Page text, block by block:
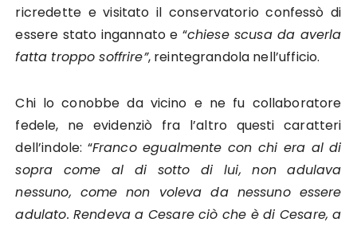
ricredette e visitato il conservatorio confessò di
essere stato ingannato e “chiese scusa da averla
fatta troppo soffrire”, reintegrandola nell’ufficio.
Chi lo conobbe da vicino e ne fu collaboratore
fedele, ne evidenziò fra l’altro questi caratteri
dell’indole: “Franco egualmente con chi era al di
sopra come al di sotto di lui, non adulava
nessuno, come non voleva da nessuno essere
adulato. Rendeva a Cesare ciò che è di Cesare, a